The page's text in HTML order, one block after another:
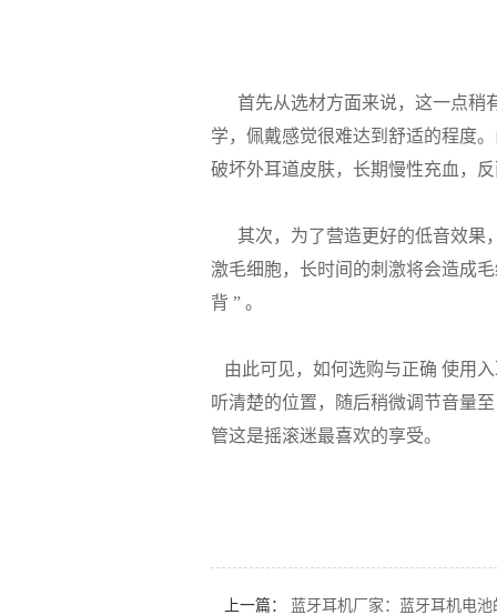
首先从选材方面来说，这一点稍
学，佩戴感觉很难达到舒适的程度
破坏外耳道皮肤，长期慢性充血，
其次，为了营造更好的低音效果
激毛细胞，长时间的刺激将会造成
背 ” 。
由此可见，如何选购与正确 使用
听清楚的位置，随后稍微调节音量
管这是摇滚迷最喜欢的享受。
上一篇： 蓝牙耳机厂家：蓝牙耳机电